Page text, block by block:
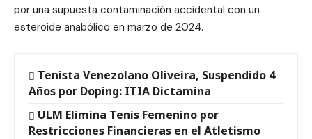
por una supuesta contaminación accidental con un
esteroide anabólico en marzo de 2024.
Tenista Venezolano Oliveira, Suspendido 4
Años por Doping: ITIA Dictamina
ULM Elimina Tenis Femenino por
Restricciones Financieras en el Atletismo